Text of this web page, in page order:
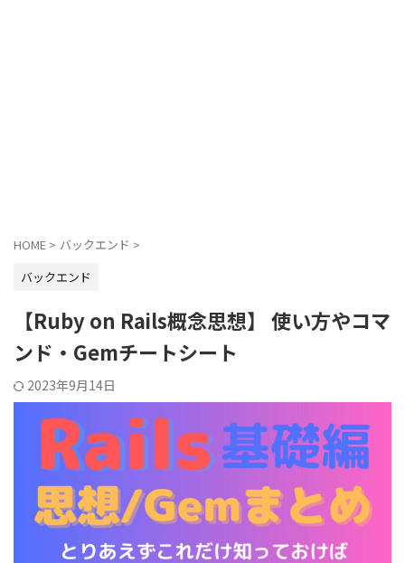
HOME > バックエンド >
バックエンド
【Ruby on Rails概念思想】 使い方やコマ
ンド・Gemチートシート
2023年9月14日